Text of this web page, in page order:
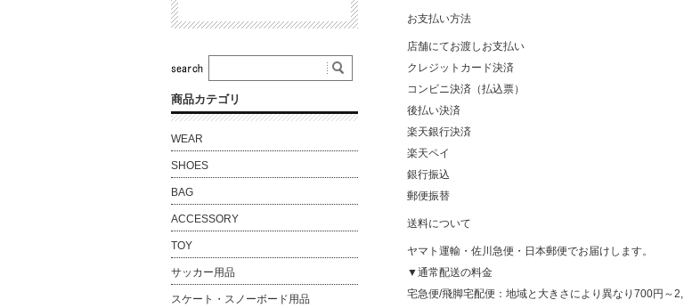
お支払い方法
店舗にてお渡しお支払い
クレジットカード決済
コンビニ決済（払込票）
後払い決済
楽天銀行決済
楽天ペイ
銀行振込
郵便振替
送料について
ヤマト運輸・佐川急便・日本郵便でお届けします。
▼通常配送の料金
宅急便/飛脚宅配便：地域と大きさにより異なり700円～2,
商品カテゴリ
WEAR
SHOES
BAG
ACCESSORY
TOY
サッカー用品
スケート・スノーボード用品